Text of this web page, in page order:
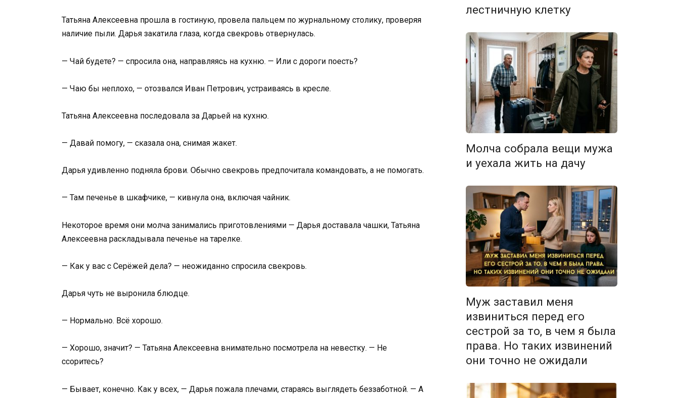
Татьяна Алексеевна прошла в гостиную, провела пальцем по журнальному столику, проверяя
наличие пыли. Дарья закатила глаза, когда свекровь отвернулась.
— Чай будете? — спросила она, направляясь на кухню. — Или с дороги поесть?
— Чаю бы неплохо, — отозвался Иван Петрович, устраиваясь в кресле.
Татьяна Алексеевна последовала за Дарьей на кухню.
— Давай помогу, — сказала она, снимая жакет.
Дарья удивленно подняла брови. Обычно свекровь предпочитала командовать, а не помогать.
— Там печенье в шкафчике, — кивнула она, включая чайник.
Некоторое время они молча занимались приготовлениями — Дарья доставала чашки, Татьяна
Алексеевна раскладывала печенье на тарелке.
— Как у вас с Серёжей дела? — неожиданно спросила свекровь.
Дарья чуть не выронила блюдце.
— Нормально. Всё хорошо.
— Хорошо, значит? — Татьяна Алексеевна внимательно посмотрела на невестку. — Не
ссоритесь?
— Бывает, конечно. Как у всех, — Дарья пожала плечами, стараясь выглядеть беззаботной. — А
лестничную клетку
Молча собрала вещи мужа
и уехала жить на дачу
Муж заставил меня
извиниться перед его
сестрой за то, в чем я была
права. Но таких извинений
они точно не ожидали